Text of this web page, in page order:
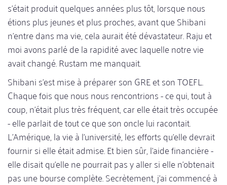
s'était produit quelques années plus tôt, lorsque nous
étions plus jeunes et plus proches, avant que Shibani
n'entre dans ma vie, cela aurait été dévastateur. Raju et
moi avons parlé de la rapidité avec laquelle notre vie
avait changé. Rustam me manquait.
Shibani s'est mise à préparer son GRE et son TOEFL.
Chaque fois que nous nous rencontrions - ce qui, tout à
coup, n'était plus très fréquent, car elle était très occupée
- elle parlait de tout ce que son oncle lui racontait.
L'Amérique, la vie à l'université, les efforts qu'elle devrait
fournir si elle était admise. Et bien sûr, l'aide financière -
elle disait qu'elle ne pourrait pas y aller si elle n'obtenait
pas une bourse complète. Secrètement, j'ai commencé à